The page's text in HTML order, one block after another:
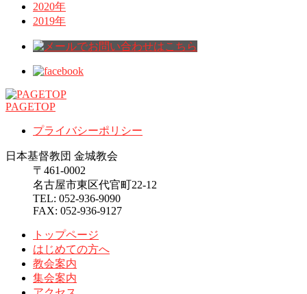
2020年
2019年
PAGETOP
プライバシーポリシー
日本基督教団 金城教会
〒461-0002
名古屋市東区代官町22-12
TEL: 052-936-9090
FAX: 052-936-9127
トップページ
はじめての方へ
教会案内
集会案内